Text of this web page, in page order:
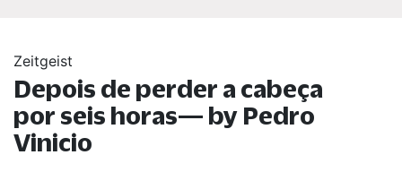
Zeitgeist
Depois de perder a cabeça
por seis horas— by Pedro
Vinicio